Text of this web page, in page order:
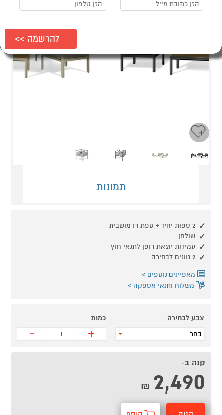
תמונות
2 ספות יחיד + ספת דו מושבית
שולחן
עמידות יוצאת דופן לתנאי חוץ
2 גוונים לבחירה
מאפיינים נוספים
משלוח ותנאי אספקה
צבע לבחירה
בחר
כמות
+
-
קנה ב-
2,490
₪